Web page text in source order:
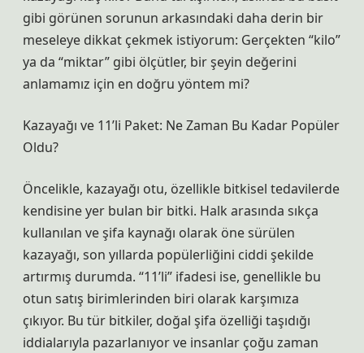
gibi görünen sorunun arkasındaki daha derin bir
meseleye dikkat çekmek istiyorum: Gerçekten “kilo”
ya da “miktar” gibi ölçütler, bir şeyin değerini
anlamamız için en doğru yöntem mi?
Kazayağı ve 11’li Paket: Ne Zaman Bu Kadar Popüler
Oldu?
Öncelikle, kazayağı otu, özellikle bitkisel tedavilerde
kendisine yer bulan bir bitki. Halk arasında sıkça
kullanılan ve şifa kaynağı olarak öne sürülen
kazayağı, son yıllarda popülerliğini ciddi şekilde
artırmış durumda. “11’li” ifadesi ise, genellikle bu
otun satış birimlerinden biri olarak karşımıza
çıkıyor. Bu tür bitkiler, doğal şifa özelliği taşıdığı
iddialarıyla pazarlanıyor ve insanlar çoğu zaman